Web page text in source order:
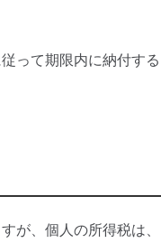
って期限内に納付する
が、個人の所得税は、